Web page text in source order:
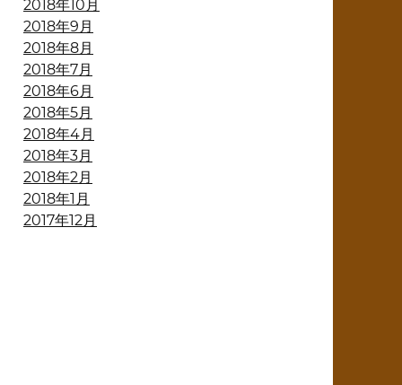
2018年10月
2018年9月
2018年8月
2018年7月
2018年6月
2018年5月
2018年4月
2018年3月
2018年2月
2018年1月
2017年12月